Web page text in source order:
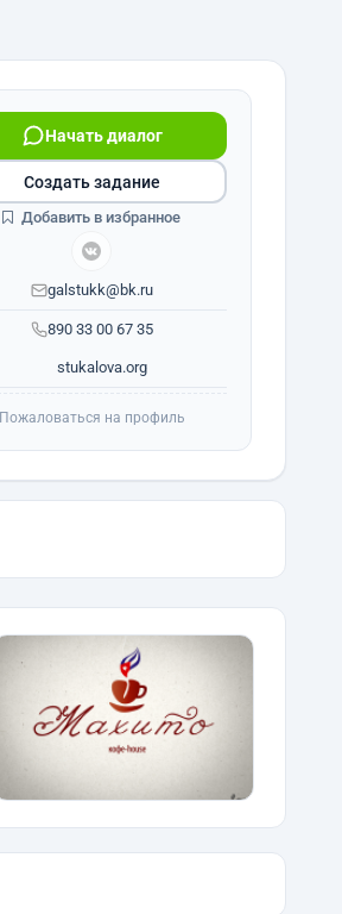
890 33 00 67 35
Начать диалог
galstukk@bk.ru
stukalova.org
Создать задание
Добавить в избранное
Пожаловаться на профиль